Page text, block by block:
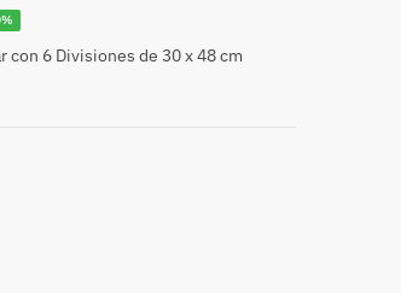
con 6 Divisiones de 30 x 48 cm